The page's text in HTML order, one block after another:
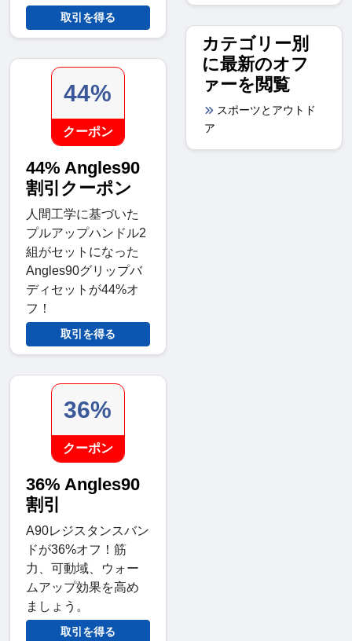
取引を得る
44%
クーポン
44% Angles90
割引クーポン
人間工学に基づいた
プルアップハンドル2
組がセットになった
Angles90グリップバ
ディセットが44%オ
フ！
取引を得る
36%
クーポン
36% Angles90
割引
A90レジスタンスバン
ドが36%オフ！筋
力、可動域、ウォー
ムアップ効果を高め
ましょう。
取引を得る
カテゴリー別
に最新のオフ
ァーを閲覧
スポーツとアウトド
ア